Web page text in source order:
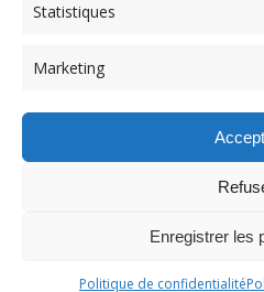
Statistiques
Marketing
Enregistrer les
Politique de confidentialité
Navigation
de
l'article
Previous
PDG Aout 2018 (167)
© 2026 Maison des